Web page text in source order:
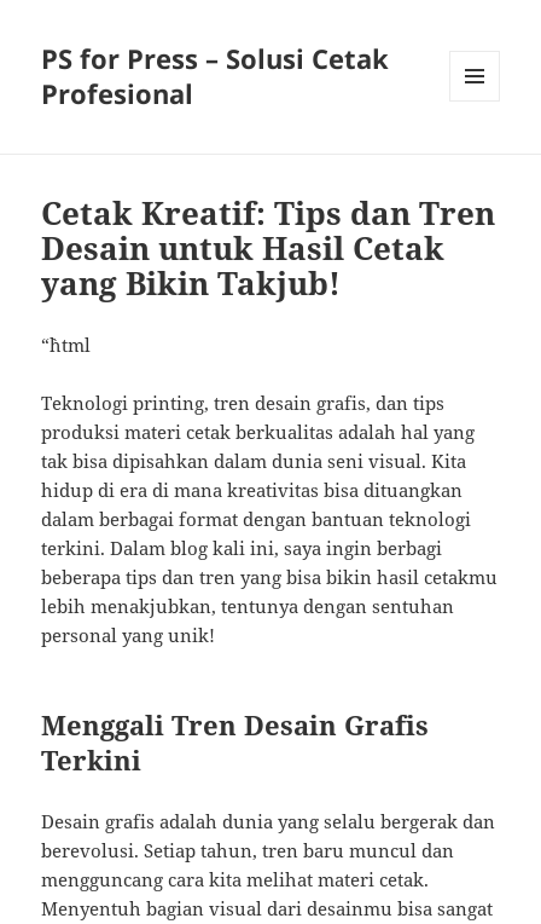
PS for Press – Solusi Cetak
Profesional
Cetak Kreatif: Tips dan Tren
Desain untuk Hasil Cetak
yang Bikin Takjub!
“`html
Teknologi printing, tren desain grafis, dan tips
produksi materi cetak berkualitas adalah hal yang
tak bisa dipisahkan dalam dunia seni visual. Kita
hidup di era di mana kreativitas bisa dituangkan
dalam berbagai format dengan bantuan teknologi
terkini. Dalam blog kali ini, saya ingin berbagi
beberapa tips dan tren yang bisa bikin hasil cetakmu
lebih menakjubkan, tentunya dengan sentuhan
personal yang unik!
Menggali Tren Desain Grafis
Terkini
Desain grafis adalah dunia yang selalu bergerak dan
berevolusi. Setiap tahun, tren baru muncul dan
mengguncang cara kita melihat materi cetak.
Menyentuh bagian visual dari desainmu bisa sangat